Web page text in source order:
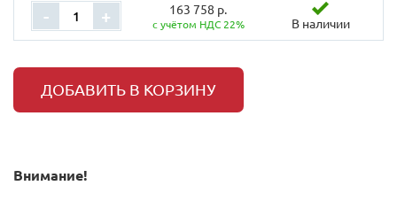
- + 163 758 р.
с учётом НДС 22% В наличии
ДОБАВИТЬ В КОРЗИНУ
Внимание!